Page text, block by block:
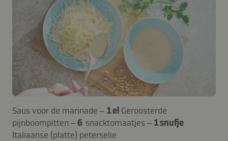
Saus voor de marinade – 1 el Geroosterde
pijnboompitten –6 snacktomaatjes – 1 snufje
Italiaanse (platte) peterselie